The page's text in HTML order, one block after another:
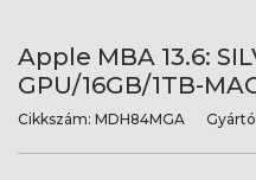
Apple MBA 13.6:
GPU/16GB/1TB-
Cikkszám: MDH84MGA